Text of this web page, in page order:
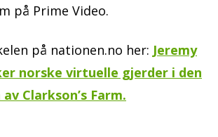
på Prime Video.
på nationen.no her: Jeremy
norske virtuelle gjerder i den
Clarkson’s Farm.